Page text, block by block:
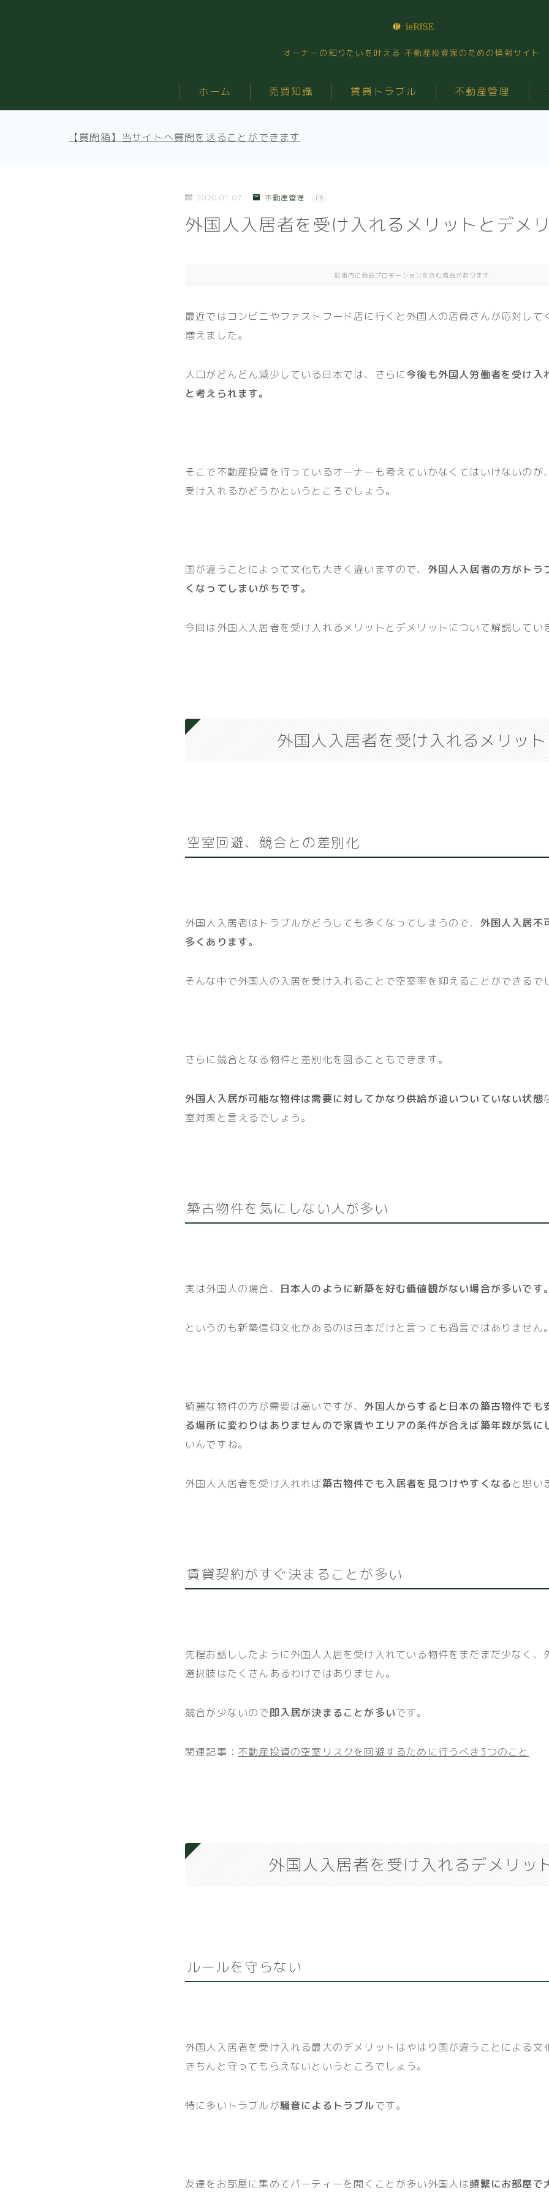
オーナーの知りたいを叶える 不動産投資家のための情報サイト
ホーム 売買知識 賃貸トラブル 不動産管理
【質問箱】当サイトへ質問を送ることができます
2020.01.07 不動産管理 PR
外国人入居者を受け入れるメリットとデメ
記事内に商品プロモーションを含む場合があります
最近ではコンビニやファストフード店に行くと外国人の店員さんが応対して
増えました。
人口がどんどん減少している日本では、さらに今後も外国人労働者を受け入
と考えられます。
そこで不動産投資を行っているオーナーも考えていかなくてはいけないのが
受け入れるかどうかというところでしょう。
国が違うことによって文化も大きく違いますので、 外国人入居者の方がトラ
くなってしまいがちです。
今回は外国人入居者を受け入れるメリットとデメリットについて解説してい
外国人入居者を受け入れるメリット
空室回避、競合との差別化
外国人入居者はトラブルがどうしても多くなってしまうので、 外国人入居不
多くあります。
そんな中で外国人の入居を受け入れることで空室率を抑えることができるで
さらに競合となる物件と差別化を図ることもできます。
外国人入居が可能な物件は需要に対してかなり供給が追いついていない状態
室対策と言えるでしょう。
築古物件を気にしない人が多い
実は外国人の場合、 日本人のように新築を好む価値観がない場合が多いです。
というのも新築信仰文化があるのは日本だけと言っても過言ではありません。
綺麗な物件の方が需要は高いですが、 外国人からすると日本の築古物件でも
る場所に変わりはありませんので家賃やエリアの条件が合えば築年数が気に
いんですね。
外国人入居者を受け入れれば築古物件でも入居者を見つけやすくなると思い
賃貸契約がすぐ決まることが多い
先程お話ししたように外国人入居を受け入れている物件をまだまだ少なく、
選択肢はたくさんあるわけではありません。
競合が少ないので即入居が決まることが多いです。
関連記事： 不動産投資の空室リスクを回避するために行うべき3つのこと
外国人入居者を受け入れるデメリッ
ルールを守らない
外国人入居者を受け入れる最大のデメリットはやはり国が違うことによる文
きちんと守ってもらえないというところでしょう。
特に多いトラブルが騒音によるトラブルです。
友達をお部屋に集めてパーティーを開くことが多い外国人は頻繁にお部屋で